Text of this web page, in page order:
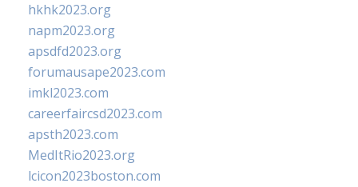
hkhk2023.org
napm2023.org
apsdfd2023.org
forumausape2023.com
imkl2023.com
careerfaircsd2023.com
apsth2023.com
MedItRio2023.org
lcicon2023boston.com